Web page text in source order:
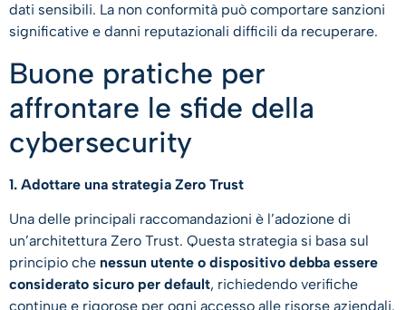
dati sensibili. La non conformità può comportare sanzioni
significative e danni reputazionali difficili da recuperare.
Buone pratiche per
affrontare le sfide della
cybersecurity
1. Adottare una strategia Zero Trust
Una delle principali raccomandazioni è l’adozione di
un’architettura Zero Trust. Questa strategia si basa sul
principio che nessun utente o dispositivo debba essere
considerato sicuro per default, richiedendo verifiche
continue e rigorose per ogni accesso alle risorse aziendali.